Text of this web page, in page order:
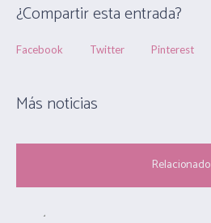
¿Compartir esta entrada?
Facebook Twitter Pinterest
Más noticias
Relacionado